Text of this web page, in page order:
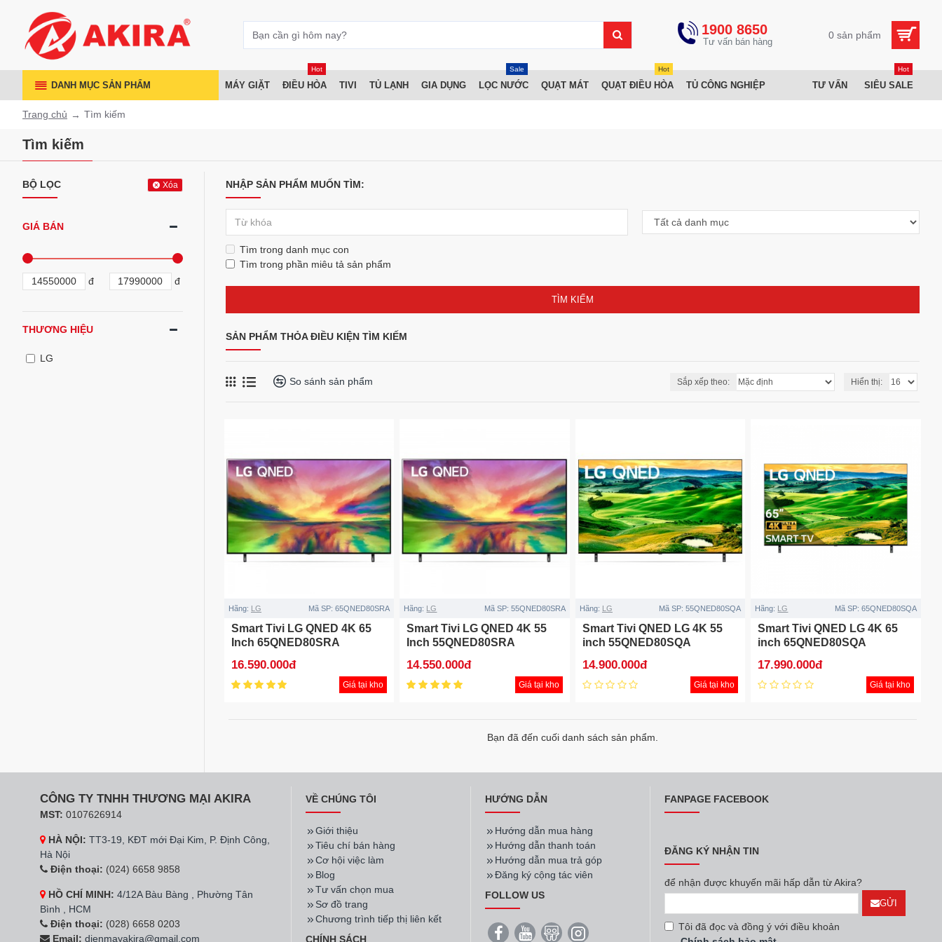
1900 8650 0 sản phẩm
DANH MỤC SẢN PHẨM MÁY GIẶT ĐIỀU HÒA
Hot
TIVI TỦ LẠNH GIA DỤNG LỌC NƯỚC
Sale
QUẠT MÁT QUẠT ĐIỀU HÒA
Hot
TỦ CÔNG NGHIỆP TƯ VẤN SIÊU SALE
Hot
Trang chủ Tìm kiếm
Tìm kiếm
BỘ LỌC Xóa
GIÁ BÁN
đ đ
THƯƠNG HIỆU
LG
NHẬP SẢN PHẨM MUỐN TÌM:
Tìm trong danh mục con
Tìm trong phần miêu tả sản phẩm
TÌM KIẾM
SẢN PHẨM THỎA ĐIỀU KIỆN TÌM KIẾM
So sánh sản phẩm Sắp xếp theo: Hiển thị:
Hãng: LG Mã SP: 65QNED80SRA
Smart Tivi LG QNED 4K 65
Inch 65QNED80SRA
16.590.000đ
Giá tại kho
Hãng: LG Mã SP: 55QNED80SRA
Smart Tivi LG QNED 4K 55
Inch 55QNED80SRA
14.550.000đ
Giá tại kho
Hãng: LG Mã SP: 55QNED80SQA
Smart Tivi QNED LG 4K 55
inch 55QNED80SQA
14.900.000đ
Giá tại kho
Hãng: LG Mã SP: 65QNED80SQA
Smart Tivi QNED LG 4K 65
inch 65QNED80SQA
17.990.000đ
Giá tại kho
Bạn đã đến cuối danh sách sản phẩm.
CÔNG TY TNHH THƯƠNG MẠI AKIRA
MST: 0107626914
HÀ NỘI: TT3-19, KĐT mới Đại Kim, P. Định Công,
Hà Nội
Điện thoại: (024) 6658 9858
HỒ CHÍ MINH: 4/12A Bàu Bàng , Phường Tân
Bình , HCM
Điện thoại: (028) 6658 0203
Email: dienmayakira@gmail.com
VỀ CHÚNG TÔI
Giới thiệu
Tiêu chí bán hàng
Cơ hội việc làm
Blog
Tư vấn chọn mua
Sơ đồ trang
Chương trình tiếp thị liên kết
CHÍNH SÁCH
HƯỚNG DẪN
Hướng dẫn mua hàng
Hướng dẫn thanh toán
Hướng dẫn mua trả góp
Đăng ký cộng tác viên
FOLLOW US
FANPAGE FACEBOOK
ĐĂNG KÝ NHẬN TIN
để nhận được khuyến mãi hấp dẫn từ Akira?
GỬI
Tôi đã đọc và đồng ý với điều khoản